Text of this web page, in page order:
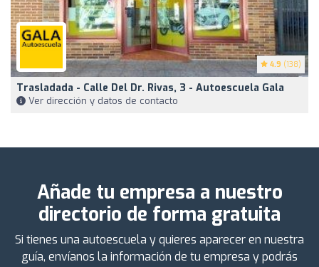
4.9 (138)
Trasladada - Calle Del Dr. Rivas, 3 - Autoescuela Gala
Ver dirección y datos de contacto
Añade tu empresa a nuestro
directorio de forma gratuita
Si tienes una autoescuela y quieres aparecer en nuestra
guía, envíanos la información de tu empresa y podrás